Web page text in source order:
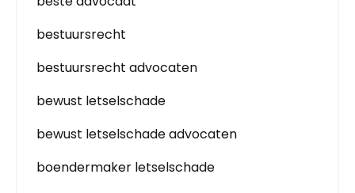
bestuursrecht
bestuursrecht advocaten
bewust letselschade
bewust letselschade advocaten
boendermaker letselschade